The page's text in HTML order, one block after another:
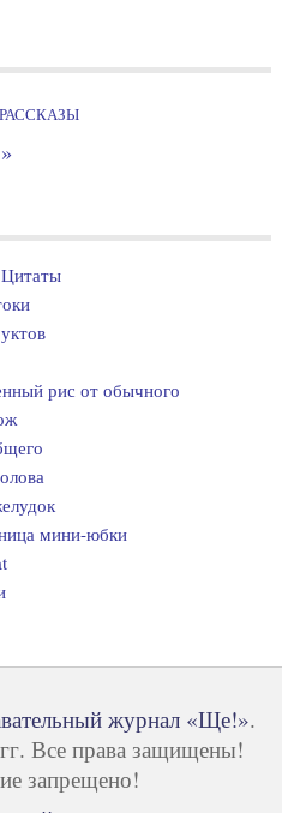
рис от обычного
мини-юбки
журнал «Ще!».
Все права защищены!
запрещено!